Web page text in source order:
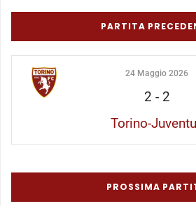
PARTITA
24 Maggio 2026
2 - 2
Torino-
PROSSIMA